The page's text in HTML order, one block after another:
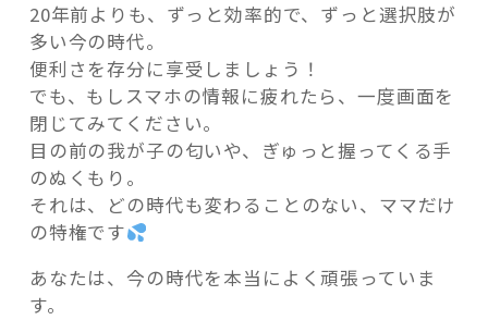
20年前よりも、ずっと効率的で、ずっと選択肢が
多い今の時代。
便利さを存分に享受しましょう！
でも、もしスマホの情報に疲れたら、一度画面を
閉じてみてください。
目の前の我が子の匂いや、ぎゅっと握ってくる手
のぬくもり。
それは、どの時代も変わることのない、ママだけ
の特権です
あなたは、今の時代を本当によく頑張っていま
す。